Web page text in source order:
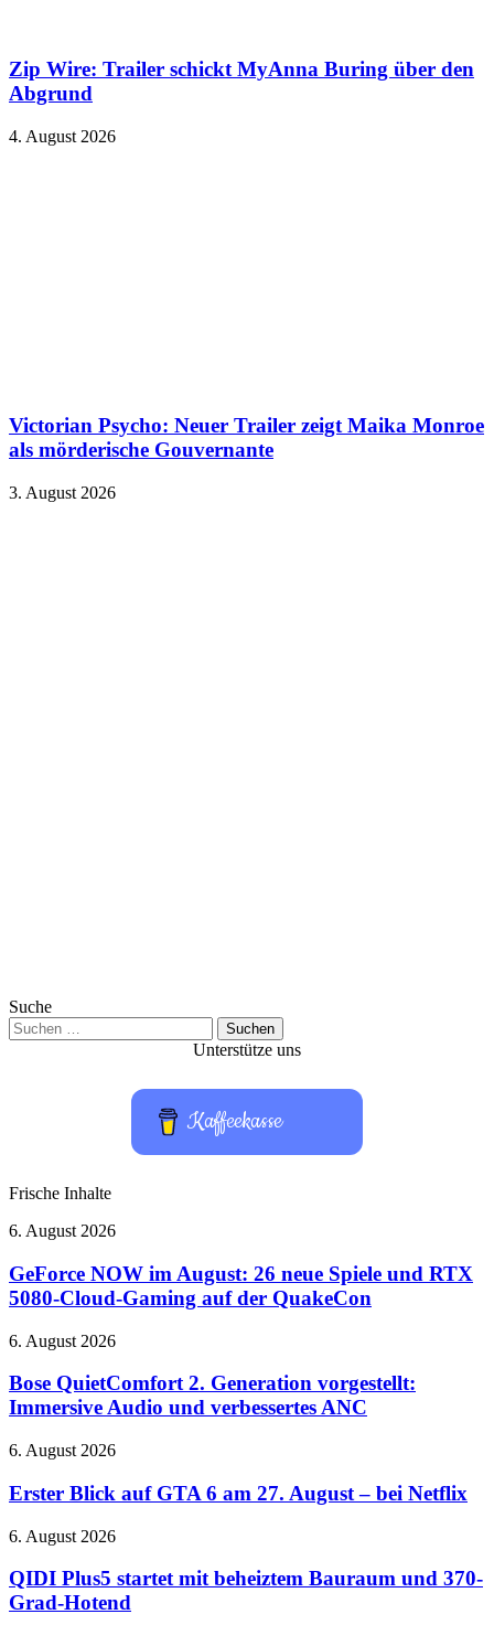
Zip Wire: Trailer schickt MyAnna Buring über den
Abgrund
4. August 2026
Victorian Psycho: Neuer Trailer zeigt Maika Monroe
als mörderische Gouvernante
3. August 2026
Suche
Suchen
nach:
Unterstütze uns
Kaffeekasse
Frische Inhalte
GeForce
im
August:
26
Spiele
RTX
5080-
Gaming
der
QuakeCon
6. August 2026
GeForce NOW im August: 26 neue Spiele und RTX
5080-Cloud-Gaming auf der QuakeCon
Bose
2.
Generation
vorgestellt:
Audio
verbessertes
6. August 2026
Bose QuietComfort 2. Generation vorgestellt:
Immersive Audio und verbessertes ANC
Erster
auf
GTA
6
am
27.
August
–
6. August 2026
Erster Blick auf GTA 6 am 27. August – bei Netflix
QIDI
startet
mit
beheiztem
6. August 2026
QIDI Plus5 startet mit beheiztem Bauraum und 370-
Grad-Hotend